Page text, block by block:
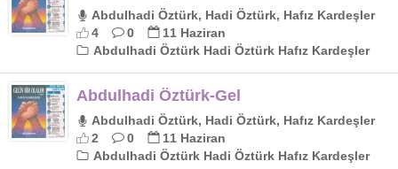
Abdulhadi Öztürk, Hadi Öztürk, Hafız Kardeşler
4
0
11 Haziran
Abdulhadi Öztürk Hadi Öztürk Hafız Kardeşler
Abdulhadi Öztürk-Gel
Abdulhadi Öztürk, Hadi Öztürk, Hafız Kardeşler
2
0
11 Haziran
Abdulhadi Öztürk Hadi Öztürk Hafız Kardeşler